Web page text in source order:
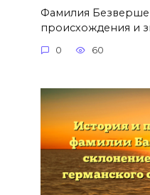
Фамилия
происхождения и
0 60